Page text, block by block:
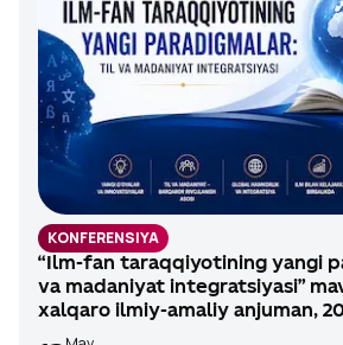
KONFERENSIYA
“Ilm-fan taraqqiyotining yangi
va madaniyat integratsiyasi”
xalqaro ilmiy-amaliy anjuman,